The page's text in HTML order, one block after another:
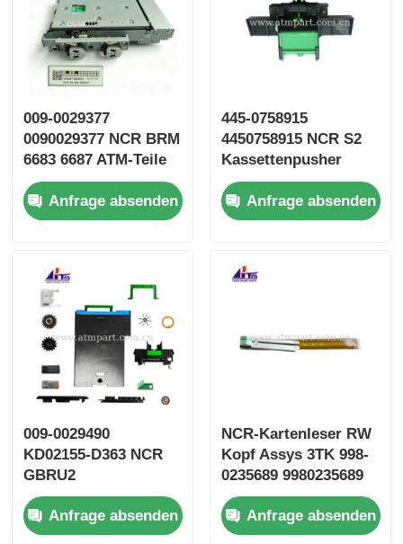
009-0029377
0090029377 NCR BRM
6683 6687 ATM-Teile
für den vertikalen
Transport
Anfrage absenden
445-0758915
4450758915 NCR S2
Kassettenpusher
Push-Platte
Geldautomaten
Ersatzteile
Anfrage absenden
009-0029490
KD02155-D363 NCR
GBRU2
Einlagenkassette
Fujitsu G610 G611
Anfrage absenden
NCR-Kartenleser RW
Kopf Assys 3TK 998-
0235689 9980235689
SBW237702
Anfrage absenden